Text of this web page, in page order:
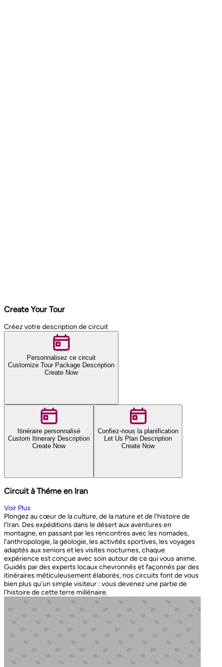
Create Your Tour
Créez votre description de circuit
Personnalisez ce circuit
Customize Tour Package Description
Create Now
Itinéraire personnalisé
Custom Itinerary Description
Create Now
Confiez-nous la planification
Let Us Plan Description
Create Now
Circuit à Théme en Iran
Voir Plus
Plongez au cœur de la culture, de la nature et de l'histoire de
l'Iran. Des expéditions dans le désert aux aventures en
montagne, en passant par les rencontres avec les nomades,
l'anthropologie, la géologie, les activités sportives, les voyages
adaptés aux seniors et les visites nocturnes, chaque
expérience est conçue avec soin autour de ce qui vous anime.
Guidés par des experts locaux chevronnés et façonnés par des
itinéraires méticuleusement élaborés, nos circuits font de vous
bien plus qu'un simple visiteur : vous devenez une partie de
l'histoire de cette terre millénaire.